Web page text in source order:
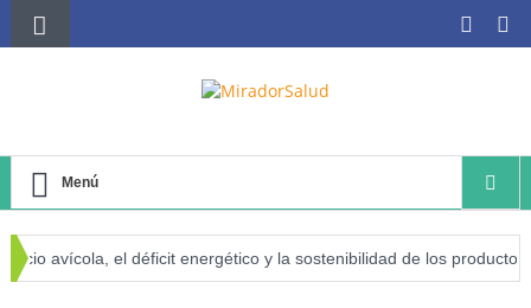
Menú
avícola, el déficit energético y la sostenibilidad de los productores